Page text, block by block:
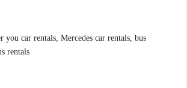
you car rentals, Mercedes car rentals, bus
rentals